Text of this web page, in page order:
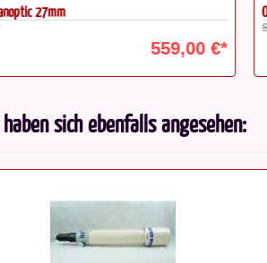
Nagler IV 22 mm
€*
699,00 €*
sich ebenfalls angesehen: